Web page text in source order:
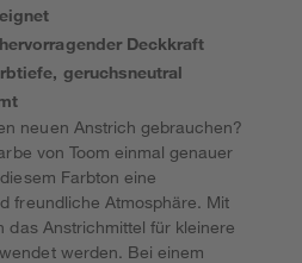
Deckkraft
geruchsneutral
neuen Anstrich gebrauchen?
von Toom einmal genauer
Farbton eine
freundliche Atmosphäre. Mit
das Anstrichmittel für kleinere
werden. Bei einem